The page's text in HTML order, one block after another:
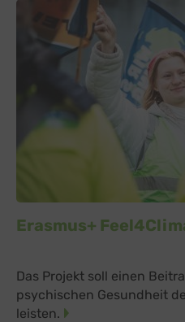
Erasmus+
Das Projekt soll einen
psychischen Gesundheit
leisten.